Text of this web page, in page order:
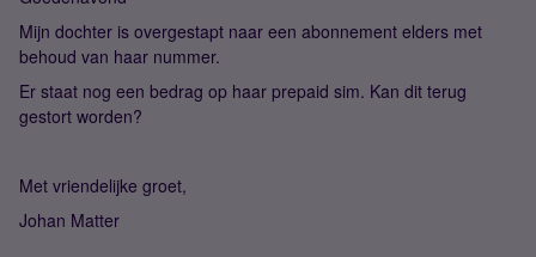
Mijn dochter is overgestapt naar een abonnement elders met
behoud van haar nummer.
Er staat nog een bedrag op haar prepaid sim. Kan dit terug
gestort worden?
Met vriendelijke groet,
Johan Matter